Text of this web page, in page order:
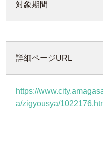
対象期間
詳細ページURL
https://
a/zigyousya/